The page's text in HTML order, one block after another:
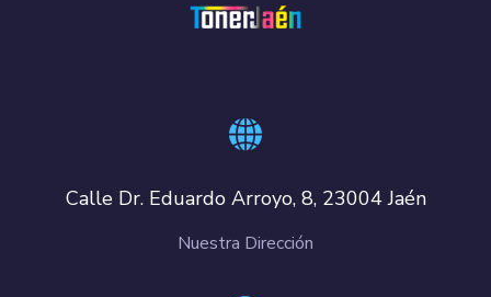
Calle Dr. Eduardo Arroyo, 8, 23004 Jaén
Nuestra Dirección